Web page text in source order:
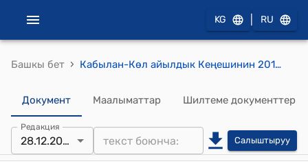
KG RU
Башкы бет › Кабылан-Көл айылдык Кеңешинин 2018-жылдын 28-ноябрындагы № 36/1 "Кабылан-Көл айыл өкмөтүндө бузуулар жөнүндө иштерди кароо боюнча комиссиялары тууралуу жобону бекитүү жөнүндө" токтому
Документ Маалыматтар Шилтеме документтер
Редакция
28.12.2020 Салыштыруу